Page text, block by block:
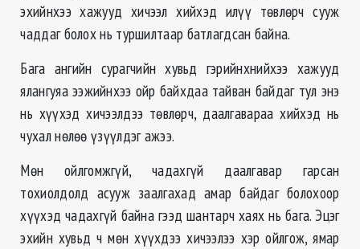
эхийнхээ хажууд хичээл хийхэд илүү төвлөрч сууж
чаддаг болох нь туршилтаар батлагдсан байна.
Бага ангийн сурагчийн хувьд гэрийнхнийхээ хажууд
ялангуяа ээжийнхээ ойр байхдаа тайван байдаг тул энэ
нь хүүхэд хичээлдээ төвлөрч, даалгавараа хийхэд нь
чухал нөлөө үзүүлдэг ажээ.
Мөн ойлгомжгүй, чадахгүй даалгавар гарсан
тохиолдолд асууж заалгахад амар байдаг болохоор
хүүхэд чадахгүй байна гээд шантарч хаях нь бага. Эцэг
эхийн хувьд ч мөн хүүхдээ хичээлээ хэр ойлгож, ямар